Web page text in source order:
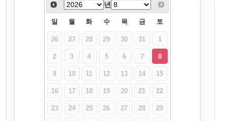
년
일 월 화 수 목 금 토
26 27 28 29 30 31 1
2 3 4 5 6 7 8
9 10 11 12 13 14 15
16 17 18 19 20 21 22
23 24 25 26 27 28 29